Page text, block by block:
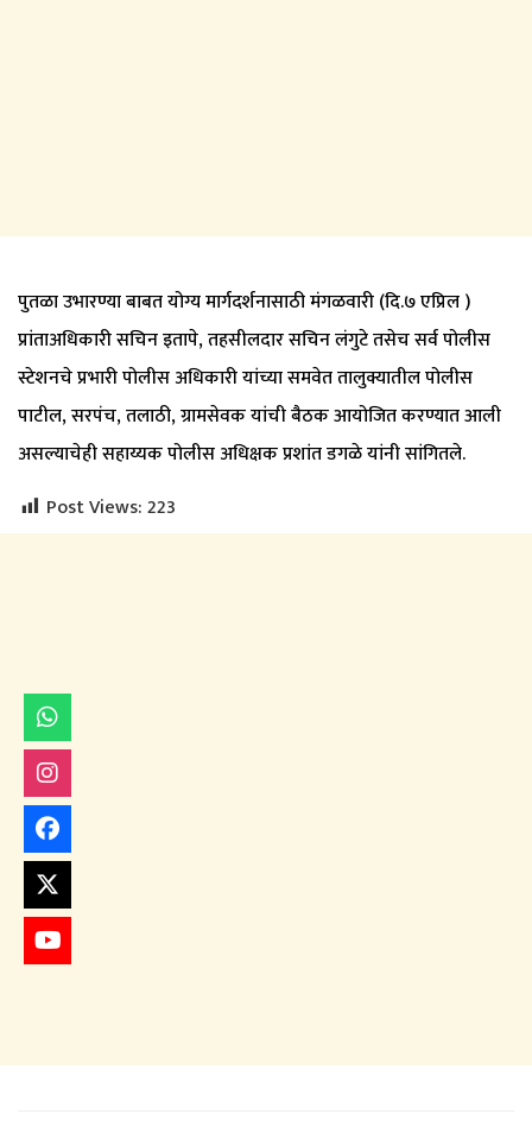
पुतळा उभारण्या बाबत योग्य मार्गदर्शनासाठी मंगळवारी (दि.७ एप्रिल )
प्रांताअधिकारी सचिन इतापे, तहसीलदार सचिन लंगुटे तसेच सर्व पोलीस
स्टेशनचे प्रभारी पोलीस अधिकारी यांच्या समवेत तालुक्यातील पोलीस
पाटील, सरपंच, तलाठी, ग्रामसेवक यांची बैठक आयोजित करण्यात आली
असल्याचेही सहाय्यक पोलीस अधिक्षक प्रशांत डगळे यांनी सांगितले.
Post Views:223